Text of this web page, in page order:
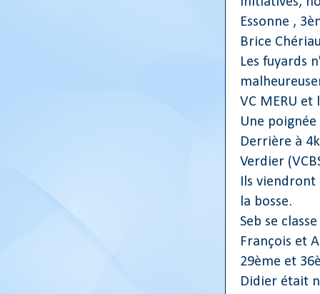
Essonne ,
Brice
Les fuyards
VC MERU et
Une
Derrière à
Verdier
Ils viendront
la bosse.
Seb se classe
François et
29ème et
Didier était